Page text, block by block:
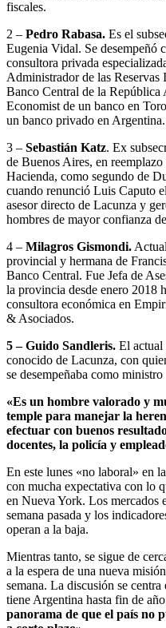
fiscales.
2 – Pedro Rabasa. Es el
Eugenia Vidal. Se desempeñó
consultora privada
Administrador de las Reservas
Banco Central de la
Economist de un banco en
un banco privado en Argentina.
3 – Sebastián Katz. Ex
de Buenos Aires, en
Hacienda, como segundo de
cuando renunció Luis Caputo
asesor directo de Lacunza y
hombres de mayor confianza
4 – Milagros Gismondi.
provincial y hermana de
Banco Central. Fue Jefa de
la provincia desde enero 2018
consultora económica en
& Asociados.
5 – Guido Sandleris. El actual
conocido de Lacunza, con
se desempeñaba como
«Es un hombre valorado y
temple para manejar la
efectuar con buenos
docentes, la policía y
En este lunes «no laboral» en
con mucha expectativa con lo
en Nueva York. Los mercados
semana pasada y los
operan a la baja.
Mientras tanto, se sigue de
a la espera de una nueva
semana. La discusión se
tiene Argentina hasta fin de
panorama de que el país no